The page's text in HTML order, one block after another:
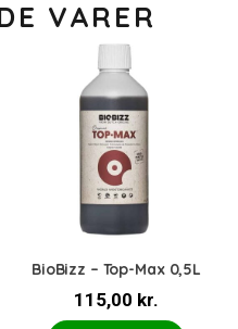
VARER
BioBizz – Top-Max 0,5L
115,00 kr.